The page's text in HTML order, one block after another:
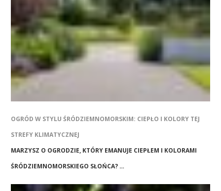
OGRÓD W STYLU ŚRÓDZIEMNOMORSKIM: CIEPŁO I KOLORY TEJ
STREFY KLIMATYCZNEJ
MARZYSZ O OGRODZIE, KTÓRY EMANUJE CIEPŁEM I KOLORAMI
ŚRÓDZIEMNOMORSKIEGO SŁOŃCA? …